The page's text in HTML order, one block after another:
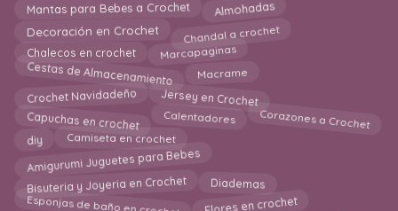
Mantas para Bebes a Crochet Almohadas
Decoración en Crochet Chandal a crochet
Chalecos en crochet Marcapaginas
Cestas de Almacenamiento Macrame
Crochet Navidadeño Jersey en Crochet
Capuchas en crochet Calentadores Corazones a Crochet
diy Camiseta en crochet
Amigurumi Juguetes para Bebes
Bisuteria y Joyeria en Crochet Diademas
Flores en crochet